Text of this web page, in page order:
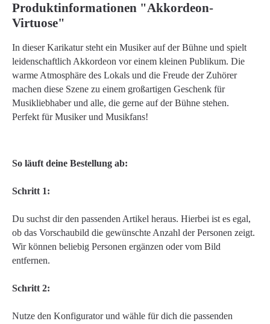
Produktinformationen "Akkordeon-
Virtuose"
In dieser Karikatur steht ein Musiker auf der Bühne und spielt
leidenschaftlich Akkordeon vor einem kleinen Publikum. Die
warme Atmosphäre des Lokals und die Freude der Zuhörer
machen diese Szene zu einem großartigen Geschenk für
Musikliebhaber und alle, die gerne auf der Bühne stehen.
Perfekt für Musiker und Musikfans!
So läuft deine Bestellung ab:
Schritt 1:
Du suchst dir den passenden Artikel heraus. Hierbei ist es egal,
ob das Vorschaubild die gewünschte Anzahl der Personen zeigt.
Wir können beliebig Personen ergänzen oder vom Bild
entfernen.
Schritt 2:
Nutze den Konfigurator und wähle für dich die passenden